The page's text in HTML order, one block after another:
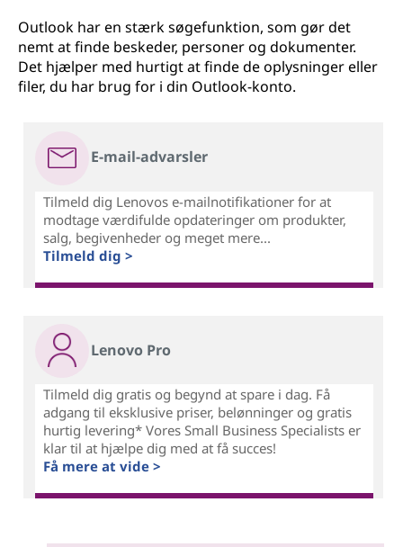
Outlook har en stærk søgefunktion, som gør det
nemt at finde beskeder, personer og dokumenter.
Det hjælper med hurtigt at finde de oplysninger eller
filer, du har brug for i din Outlook-konto.
E-mail-advarsler
Tilmeld dig Lenovos e-mailnotifikationer for at
modtage værdifulde opdateringer om produkter,
salg, begivenheder og meget mere...
Tilmeld dig >
Lenovo Pro
Tilmeld dig gratis og begynd at spare i dag. Få
adgang til eksklusive priser, belønninger og gratis
hurtig levering* Vores Small Business Specialists er
klar til at hjælpe dig med at få succes!
Få mere at vide >